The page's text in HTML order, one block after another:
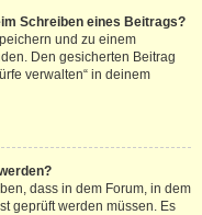
Schreiben eines Beitrags?
und zu einem
Den gesicherten Beitrag
verwalten“ in deinem
dass in dem Forum, in dem
geprüft werden müssen. Es